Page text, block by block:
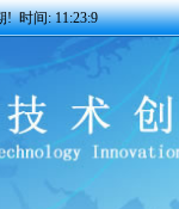
! 时间:11:23:9